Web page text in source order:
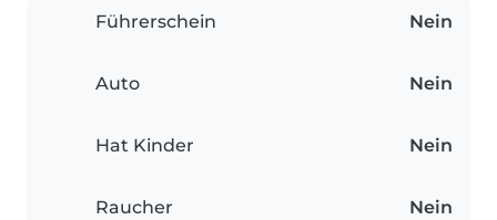
Führerschein Nein
Auto Nein
Hat Kinder Nein
Raucher Nein